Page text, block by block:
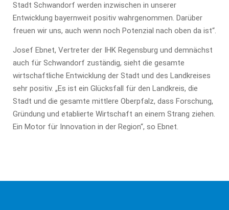
Stadt Schwandorf werden inzwischen in unserer
Entwicklung bayernweit positiv wahrgenommen. Darüber
freuen wir uns, auch wenn noch Potenzial nach oben da ist“.
Josef Ebnet, Vertreter der IHK Regensburg und demnächst
auch für Schwandorf zuständig, sieht die gesamte
wirtschaftliche Entwicklung der Stadt und des Landkreises
sehr positiv. „Es ist ein Glücksfall für den Landkreis, die
Stadt und die gesamte mittlere Oberpfalz, dass Forschung,
Gründung und etablierte Wirtschaft an einem Strang ziehen.
Ein Motor für Innovation in der Region“, so Ebnet.